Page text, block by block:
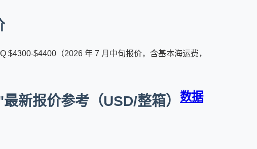
$4400（2026 年 7 月中旬报价，含基本海运费，
新报价参考（USD/整箱） 数据